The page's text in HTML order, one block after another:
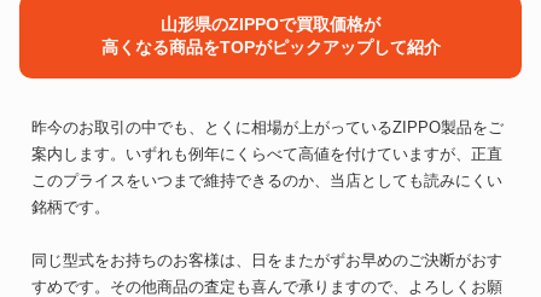
山形県のZIPPOで買取価格が
高くなる商品をTOPがピックアップして紹介
昨今のお取引の中でも、とくに相場が上がっているZIPPO製品をご
案内します。いずれも例年にくらべて高値を付けていますが、正直
このプライスをいつまで維持できるのか、当店としても読みにくい
銘柄です。
同じ型式をお持ちのお客様は、日をまたがずお早めのご決断がおす
すめです。その他商品の査定も喜んで承りますので、よろしくお願